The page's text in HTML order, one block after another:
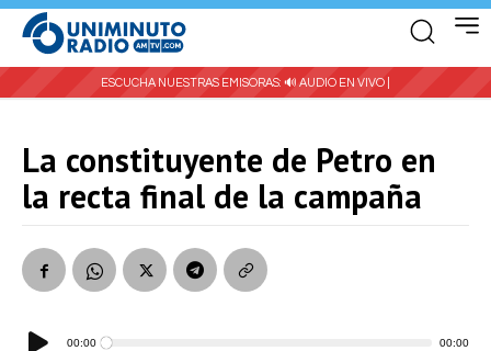
ESCUCHA NUESTRAS EMISORAS: 🔊 AUDIO EN VIVO |
La constituyente de Petro en
la recta final de la campaña
00:00 00:00